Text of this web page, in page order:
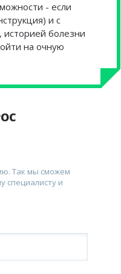
- если
и с
историей болезни
на очную
Так мы сможем
специалисту и